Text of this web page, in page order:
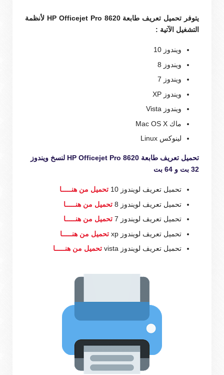
يتوفر تحميل تعريف طابعة HP Officejet Pro 8620 لأنظمة
التشغيل الآتية :
ويندوز 10
ويندوز 8
ويندوز 7
ويندوز XP
ويندوز Vista
ماك Mac OS X
لينوكس Linux
تحميل تعريف طابعة HP Officejet Pro 8620 لنسخ ويندوز
32 بت و 64 بت
تحميل تعريف لويندوز 10
تحميل من هنـــــا
تحميل تعريف لويندوز 8
تحميل من هنـــــا
تحميل تعريف لويندوز 7
تحميل من هنـــــا
تحميل تعريف لويندوز xp
تحميل من هنـــــا
تحميل تعريف لويندوز vista
تحميل من هنـــــا